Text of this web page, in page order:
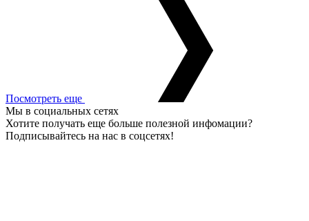
Посмотреть еще
Мы в социальных сетях
Хотите получать еще больше полезной инфомации?
Подписывайтесь на нас в соцсетях!